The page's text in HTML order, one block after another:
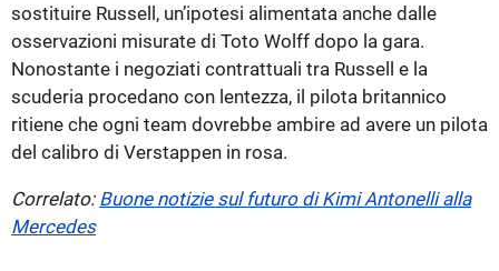
sostituire Russell, un’ipotesi alimentata anche dalle
osservazioni misurate di Toto Wolff dopo la gara.
Nonostante i negoziati contrattuali tra Russell e la
scuderia procedano con lentezza, il pilota britannico
ritiene che ogni team dovrebbe ambire ad avere un pilota
del calibro di Verstappen in rosa.
Correlato: Buone notizie sul futuro di Kimi Antonelli alla
Mercedes